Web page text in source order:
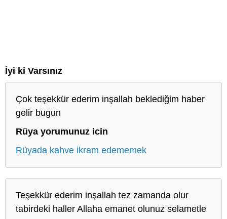
İyi ki Varsınız
Çok teşekkür ederim inşallah beklediğim haber
gelir bugun
Rüya yorumunuz icin
Rüyada kahve ikram edememek
Teşekkür ederim inşallah tez zamanda olur
tabirdeki haller Allaha emanet olunuz selametle